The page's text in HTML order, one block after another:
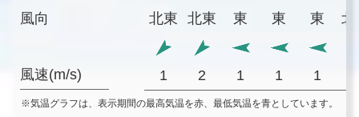
風向
風速(m/s)
北東
北東 東 東 東 北
1 2 1 1 1
※気温グラフは、表示期間の最高気温を赤、最低気温を青としています。